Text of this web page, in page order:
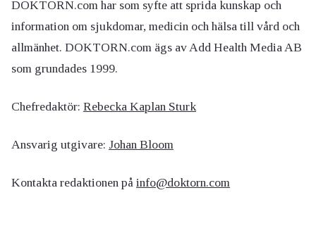
DOKTORN.com har som syfte att sprida kunskap och
information om sjukdomar, medicin och hälsa till vård och
allmänhet. DOKTORN.com ägs av Add Health Media AB
som grundades 1999.
Chefredaktör: Rebecka Kaplan Sturk
Ansvarig utgivare: Johan Bloom
Kontakta redaktionen på info@doktorn.com